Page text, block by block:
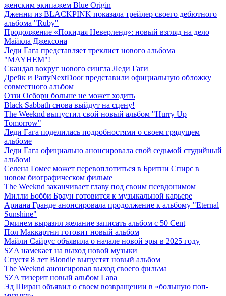
женским экипажем Blue Origin
Дженни из BLACKPINK показала трейлер своего дебютного
альбома "Ruby"
Продолжение «Покидая Неверленд»: новый взгляд на дело
Майкла Джексона
Леди Гага представляет треклист нового альбома
"MAYHEM"!
Скандал вокруг нового сингла Леди Гаги
Дрейк и PartyNextDoor представили официальную обложку
совместного альбом
Оззи Осборн больше не может ходить
Black Sabbath снова выйдут на сцену!
The Weeknd выпустил свой новый альбом "Hurry Up
Tomorrow"
Леди Гага поделилась подробностями о своем грядущем
альбоме
Леди Гага официально анонсировала свой седьмой студийный
альбом!
Селена Гомес может перевоплотиться в Бритни Спирс в
новом биографическом фильме
The Weeknd заканчивает главу под своим псевдонимом
Милли Бобби Браун готовится к музыкальной карьере
Ариана Гранде анонсировала продолжение к альбому "Eternal
Sunshine"
Эминем выразил желание записать альбом с 50 Cent
Пол Маккартни готовит новый альбом
Майли Сайрус объявила о начале новой эры в 2025 году
SZA намекает на выход новой музыки
Спустя 8 лет Blondie выпустят новый альбом
The Weeknd анонсировал выход своего фильма
SZA тизерит новый альбом Lana
Эд Ширан объявил о своем возвращении в «большую поп-